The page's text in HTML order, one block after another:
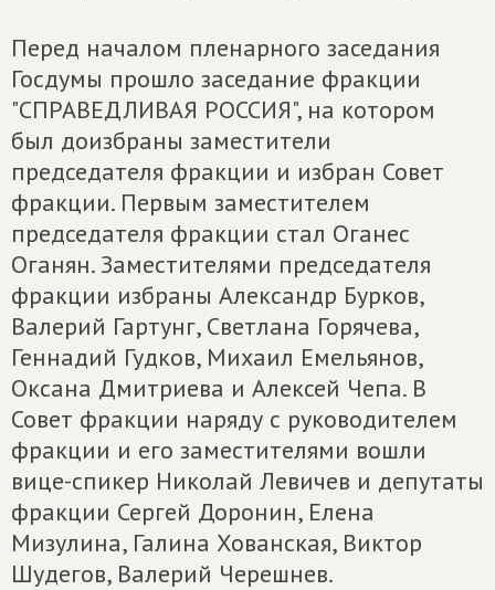
Перед началом пленарного заседания
Госдумы прошло заседание фракции
"СПРАВЕДЛИВАЯ РОССИЯ", на котором
был доизбраны заместители
председателя фракции и избран Совет
фракции. Первым заместителем
председателя фракции стал Оганес
Оганян. Заместителями председателя
фракции избраны Александр Бурков,
Валерий Гартунг, Светлана Горячева,
Геннадий Гудков, Михаил Емельянов,
Оксана Дмитриева и Алексей Чепа. В
Совет фракции наряду с руководителем
фракции и его заместителями вошли
вице-спикер Николай Левичев и депутаты
фракции Сергей Доронин, Елена
Мизулина, Галина Хованская, Виктор
Шудегов, Валерий Черешнев.